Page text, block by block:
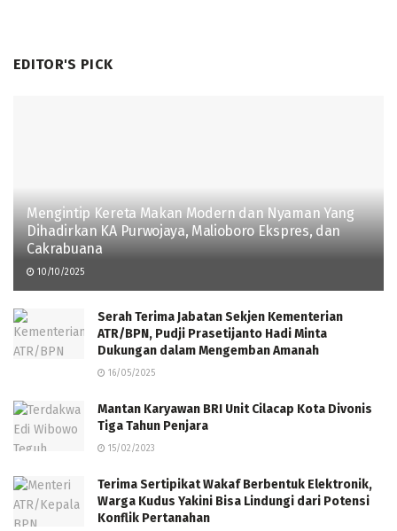
EDITOR'S PICK
Mengintip Kereta Makan Modern dan Nyaman Yang
Dihadirkan KA Purwojaya, Malioboro Ekspres, dan
Cakrabuana
10/10/2025
Serah Terima Jabatan Sekjen Kementerian
ATR/BPN, Pudji Prasetijanto Hadi Minta
Dukungan dalam Mengemban Amanah
16/05/2025
Mantan Karyawan BRI Unit Cilacap Kota Divonis
Tiga Tahun Penjara
15/02/2023
Terima Sertipikat Wakaf Berbentuk Elektronik,
Warga Kudus Yakini Bisa Lindungi dari Potensi
Konflik Pertanahan